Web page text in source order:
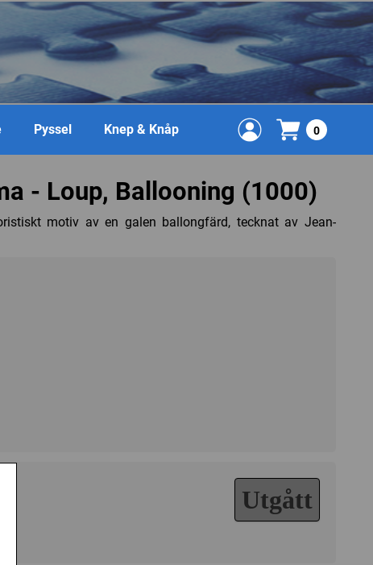
Pyssel Knep & Knåp 0
- Loup, Ballooning (1000)
motiv av en galen ballongfärd, tecknat av Jean-
Utgått